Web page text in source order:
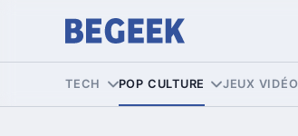
TECH POP CULTURE JEUX VIDÉO